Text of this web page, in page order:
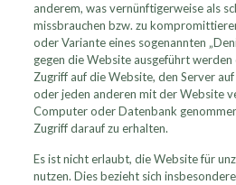
anderem, was vernünftigerweise als
missbrauchen bzw. zu
oder Variante eines sogenannten
gegen die Website ausgeführt
Zugriff auf die Website, den Server
oder jeden anderen mit der Website
Computer oder Datenbank
Zugriff darauf zu erhalten.
Es ist nicht erlaubt, die Website für
nutzen. Dies bezieht sich